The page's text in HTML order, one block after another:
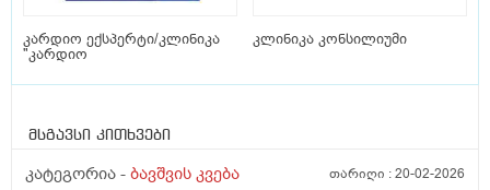
კარდიო ექსპერტი/კლინიკა
"კარდიო
კლინიკა კონსილიუმი
მსგავსი კითხვები
კატეგორია - ბავშვის კვება თარიღი :20-02-2026